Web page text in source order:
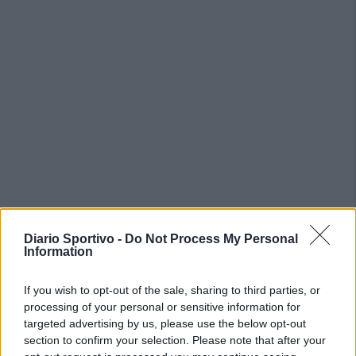
Diario Sportivo - Do Not Process My Personal
Information
If you wish to opt-out of the sale, sharing to third parties, or
processing of your personal or sensitive information for
targeted advertising by us, please use the below opt-out
section to confirm your selection. Please note that after your
PIÙ LETTI OGGI
Il Selargius rinforza il centrocampo con
Manuel Rinino e Samuele Vacca
6 Ago 2026